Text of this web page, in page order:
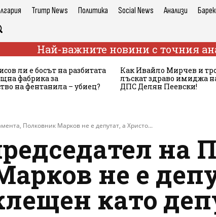
Trump News Политика Social News Анализи
Най-важните новини с точния
ли е босът на разбитата
фабрика за
на фентанила – убиец?
Как Ивайло Мирчев и
лъскат здраво имиджа
ДПС Делян Пеевски!
Полковник Марков не е депутат, а Христо...
на
не е
като